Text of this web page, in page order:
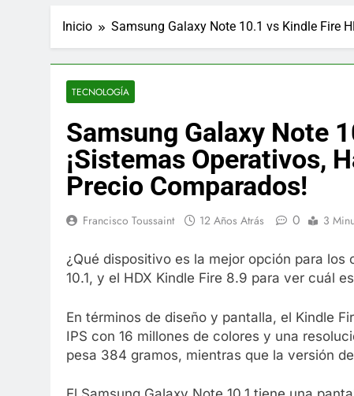
7 Años Atrás
El famoso
Cápsulas
Más
7 Años Atrás
Veona Skin
Pharma Flex
Crucero en
7 Años Atrás
La
7 Años Atrás
Inicio Samsung Galaxy Note 10.1 vs Kindle Fire
TECNOLOGÍA
Samsung Galaxy Note
¡Sistemas Operativos,
Precio Comparados!
Francisco Toussaint 12 Años Atrás 0 3
¿Qué dispositivo es la mejor opción para los
10.1, y el HDX Kindle Fire 8.9 para ver cuál
En términos de diseño y pantalla, el Kindle
IPS con 16 millones de colores y una
pesa 384 gramos, mientras que la versión